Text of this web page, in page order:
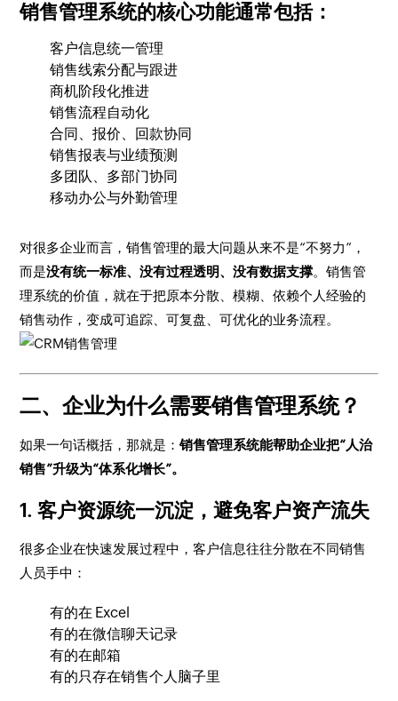
销售管理系统的核心功能通常包括：
客户信息统一管理
销售线索分配与跟进
商机阶段化推进
销售流程自动化
合同、报价、回款协同
销售报表与业绩预测
多团队、多部门协同
移动办公与外勤管理
对很多企业而言，销售管理的最大问题从来不是“不努力”，
而是没有统一标准、没有过程透明、没有数据支撑。销售管
理系统的价值，就在于把原本分散、模糊、依赖个人经验的
销售动作，变成可追踪、可复盘、可优化的业务流程。
二、企业为什么需要销售管理系统？
如果一句话概括，那就是：销售管理系统能帮助企业把“人治
销售”升级为“体系化增长”。
1. 客户资源统一沉淀，避免客户资产流失
很多企业在快速发展过程中，客户信息往往分散在不同销售
人员手中：
有的在 Excel
有的在微信聊天记录
有的在邮箱
有的只存在销售个人脑子里